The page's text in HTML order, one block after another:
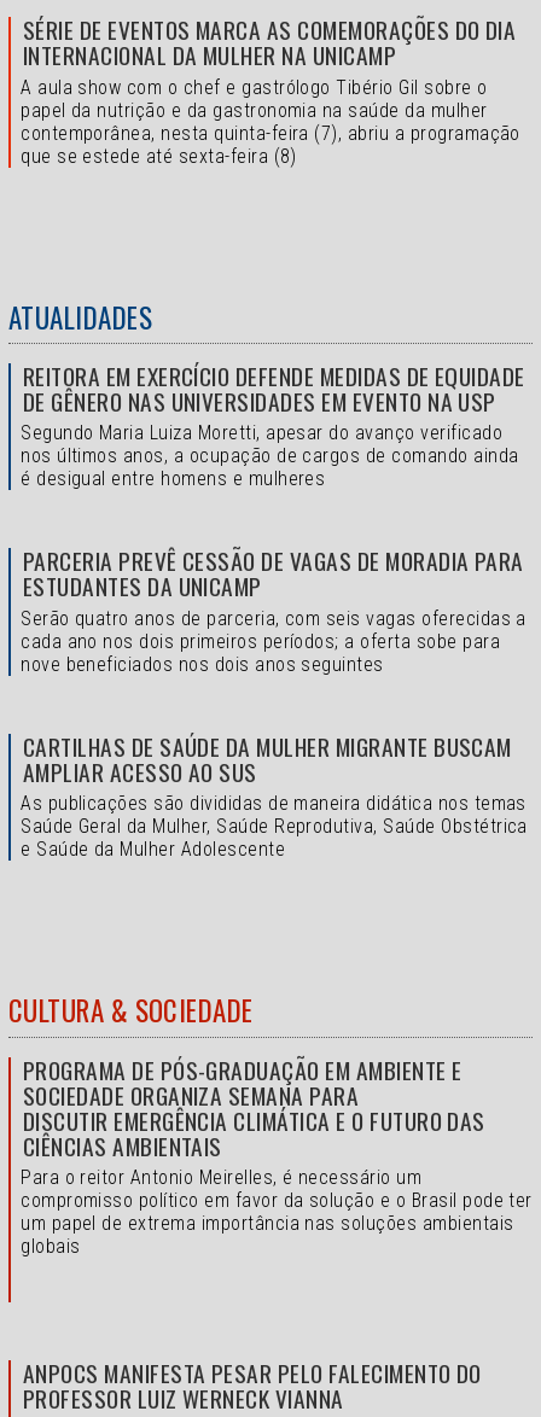
SÉRIE DE EVENTOS MARCA AS COMEMORAÇÕES DO DIA
INTERNACIONAL DA MULHER NA UNICAMP
A aula show com o chef e gastrólogo Tibério Gil sobre o
papel da nutrição e da gastronomia na saúde da mulher
contemporânea, nesta quinta-feira (7), abriu a programação
que se estede até sexta-feira (8)
ATUALIDADES
REITORA EM EXERCÍCIO DEFENDE MEDIDAS DE EQUIDADE
DE GÊNERO NAS UNIVERSIDADES EM EVENTO NA USP
Segundo Maria Luiza Moretti, apesar do avanço verificado
nos últimos anos, a ocupação de cargos de comando ainda
é desigual entre homens e mulheres
PARCERIA PREVÊ CESSÃO DE VAGAS DE MORADIA PARA
ESTUDANTES DA UNICAMP
Serão quatro anos de parceria, com seis vagas oferecidas a
cada ano nos dois primeiros períodos; a oferta sobe para
nove beneficiados nos dois anos seguintes
CARTILHAS DE SAÚDE DA MULHER MIGRANTE BUSCAM
AMPLIAR ACESSO AO SUS
As publicações são divididas de maneira didática nos temas
Saúde Geral da Mulher, Saúde Reprodutiva, Saúde Obstétrica
e Saúde da Mulher Adolescente
CULTURA & SOCIEDADE
PROGRAMA DE PÓS-GRADUAÇÃO EM AMBIENTE E
SOCIEDADE ORGANIZA SEMANA PARA
DISCUTIR EMERGÊNCIA CLIMÁTICA E O FUTURO DAS
CIÊNCIAS AMBIENTAIS
Para o reitor Antonio Meirelles, é necessário um
compromisso político em favor da solução e o Brasil pode ter
um papel de extrema importância nas soluções ambientais
globais
ANPOCS MANIFESTA PESAR PELO FALECIMENTO DO
PROFESSOR LUIZ WERNECK VIANNA